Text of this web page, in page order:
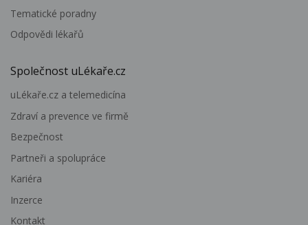
Tematické poradny
Odpovědi lékařů
Společnost uLékaře.cz
uLékaře.cz a telemedicína
Zdraví a prevence ve firmě
Bezpečnost
Partneři a spolupráce
Kariéra
Inzerce
Kontakt